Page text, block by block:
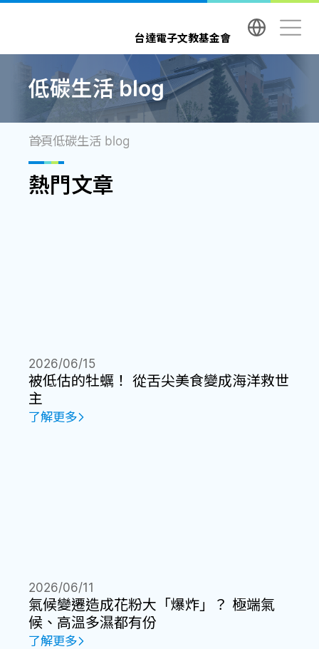
台達電子文教基金會
低碳生活 blog
首頁低碳生活 blog
熱門文章
被低估的牡蠣！ 從舌尖美食變成海洋救世
主
2026/06/15
了解更多
氣候變遷造成花粉大「爆炸」？ 極端氣
候、高溫多濕都有份
2026/06/11
了解更多